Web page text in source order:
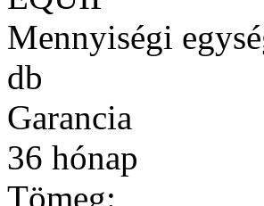
Mennyiségi
db
Garancia
36 hónap
Tömeg: